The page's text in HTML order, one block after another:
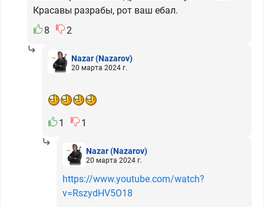
Красавы разрабы, рот ваш ебал.
8
2
Nazar(Nazarov)
20 марта 2024 г.
1 1
Nazar(Nazarov)
20 марта 2024 г.
https://www.youtube.com/watch?
v=RszydHV5O18